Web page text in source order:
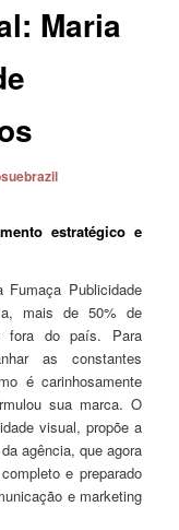
Maria
estratégico e
Publicidade
mais de 50% de
fora do país. Para
as constantes
é carinhosamente
sua marca. O
visual, propõe a
agência, que agora
e preparado
e marketing